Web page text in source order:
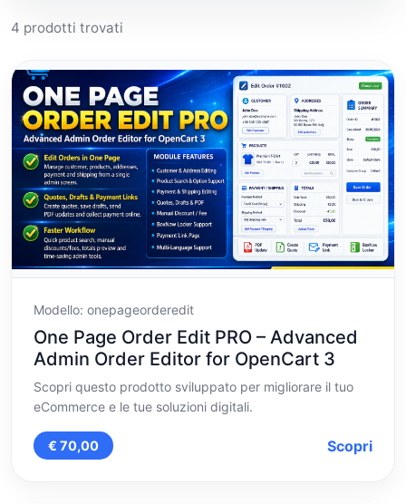
4 prodotti trovati
Modello: onepageorderedit
One Page Order Edit PRO – Advanced
Admin Order Editor for OpenCart 3
Scopri questo prodotto sviluppato per migliorare il tuo
eCommerce e le tue soluzioni digitali.
€ 70,00 Scopri